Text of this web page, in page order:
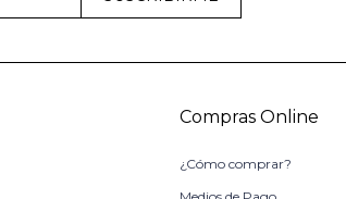
Compras Online
¿Cómo comprar?